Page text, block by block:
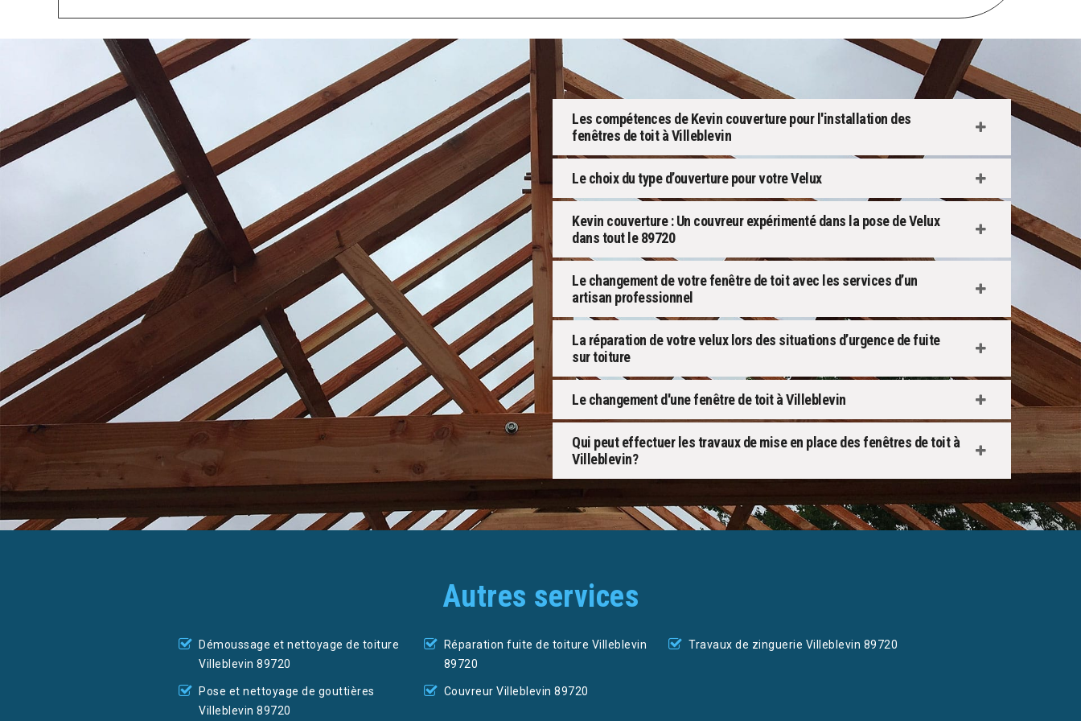
Les compétences de Kevin couverture pour l'installation des
fenêtres de toit à Villeblevin
Le choix du type d’ouverture pour votre Velux
Kevin couverture : Un couvreur expérimenté dans la pose de Velux
dans tout le 89720
Le changement de votre fenêtre de toit avec les services d’un
artisan professionnel
La réparation de votre velux lors des situations d’urgence de fuite
sur toiture
Le changement d'une fenêtre de toit à Villeblevin
Qui peut effectuer les travaux de mise en place des fenêtres de toit à
Villeblevin?
Autres services
Démoussage et nettoyage de toiture
Villeblevin 89720
Pose et nettoyage de gouttières
Villeblevin 89720
Réparation fuite de toiture Villeblevin
89720
Couvreur Villeblevin 89720
Travaux de zinguerie Villeblevin 89720